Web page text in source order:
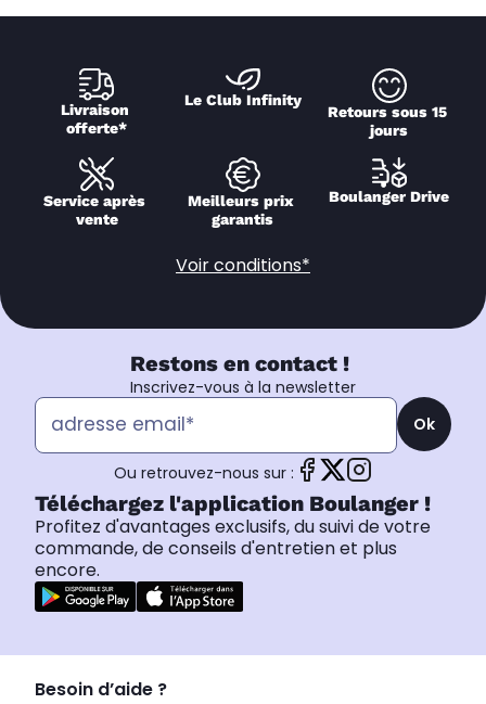
Livraison
offerte*
Le Club Infinity
Retours sous 15
jours
Service après
vente
Meilleurs prix
garantis
Boulanger Drive
Voir conditions*
Restons en contact !
Inscrivez-vous à la newsletter
Ok
Ou retrouvez-nous sur :
Téléchargez l'application Boulanger !
Profitez d'avantages exclusifs, du suivi de votre
commande, de conseils d'entretien et plus
encore.
Besoin d’aide ?